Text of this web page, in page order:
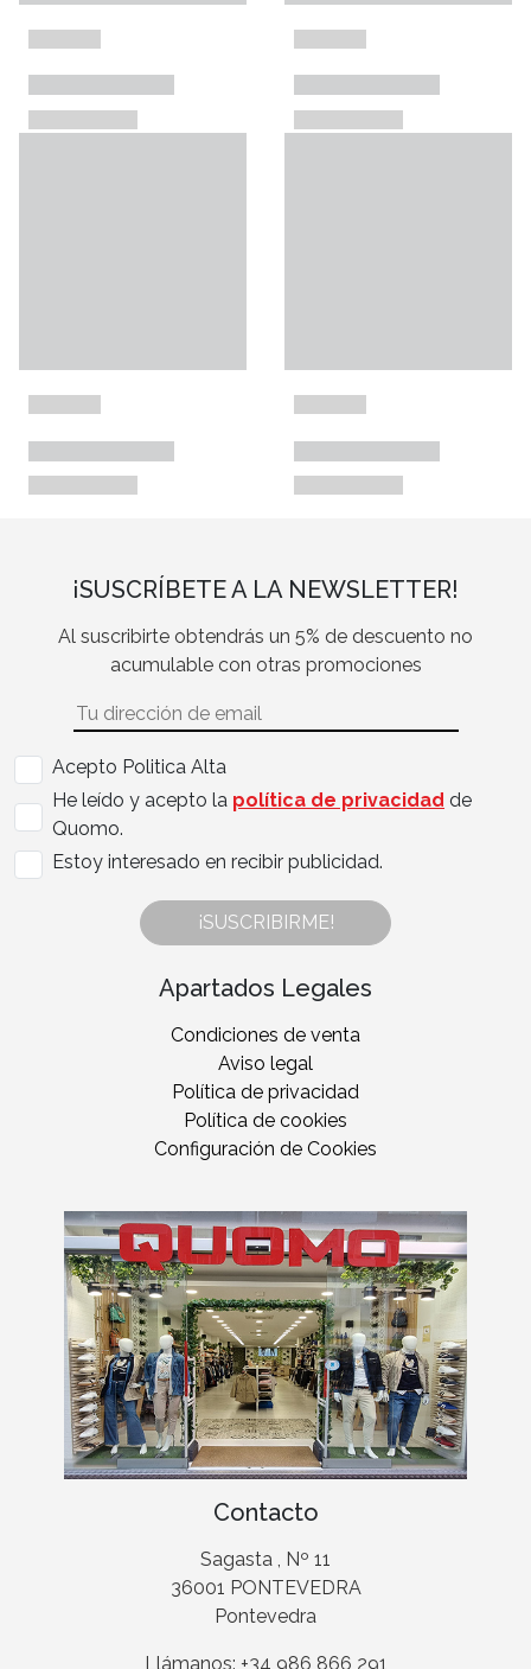
¡SUSCRÍBETE A LA NEWSLETTER!
Al suscribirte obtendrás un 5% de descuento no
acumulable con otras promociones
Acepto Politica Alta
He leído y acepto la política de privacidad de
Quomo.
Estoy interesado en recibir publicidad.
¡SUSCRIBIRME!
Apartados Legales
Condiciones de venta
Aviso legal
Política de privacidad
Política de cookies
Configuración de Cookies
Contacto
Sagasta , Nº 11
36001 PONTEVEDRA
Pontevedra
Llámanos: +34 986 866 291